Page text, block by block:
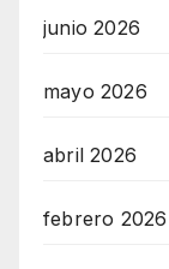
junio 2026
mayo 2026
abril 2026
febrero 2026